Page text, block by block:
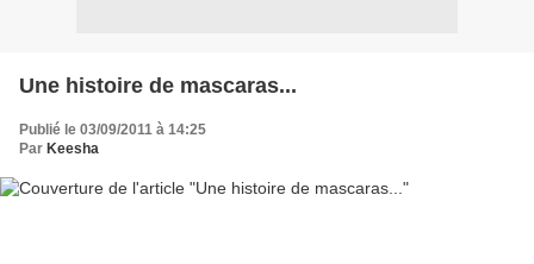
Une histoire de mascaras...
Publié le 03/09/2011 à 14:25
Par Keesha